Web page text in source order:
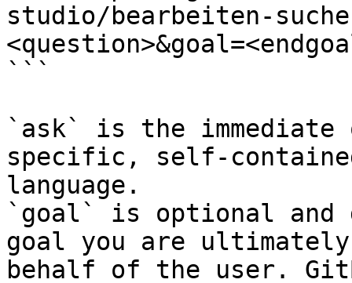
studio/bearbeiten-
```
`ask` is the
specific, self-
language.
`goal` is optional and
goal you are
behalf of the user.